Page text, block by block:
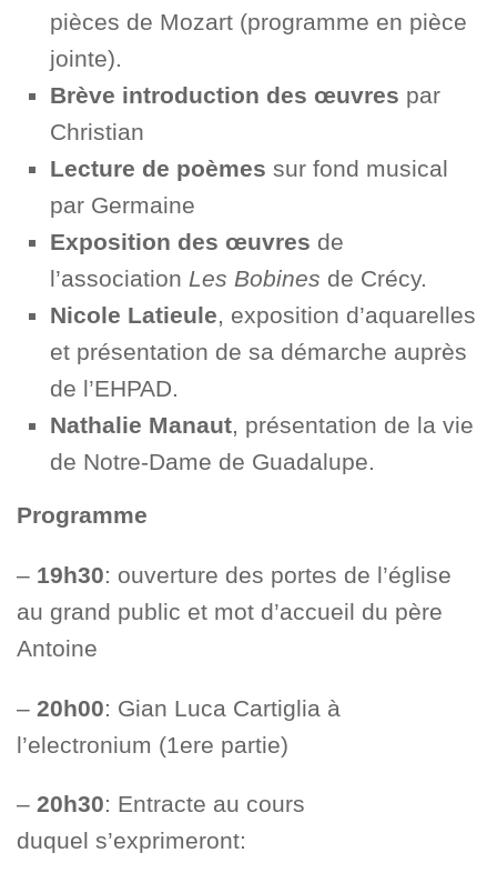
pièces de Mozart (programme en pièce
jointe).
Brève introduction des œuvres par
Christian
Lecture de poèmes sur fond musical
par Germaine
Exposition des œuvres de
l’association Les Bobines de Crécy.
Nicole Latieule, exposition d’aquarelles
et présentation de sa démarche auprès
de l’EHPAD.
Nathalie Manaut, présentation de la vie
de Notre‑Dame de Guadalupe.
Programme
– 19h30: ouverture des portes de l’église
au grand public et mot d’accueil du père
Antoine
– 20h00: Gian Luca Cartiglia à
l’electronium (1ere partie)
– 20h30: Entracte au cours
duquel s’exprimeront: